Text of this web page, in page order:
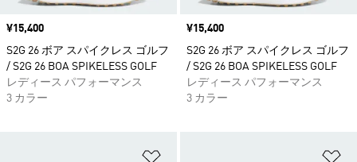
価格
¥15,400
S2G 26 ボア スパイクレス ゴルフ
/ S2G 26 BOA SPIKELESS GOLF
レディース パフォーマンス
3 カラー
価格
¥15,400
S2G 26 ボア スパイクレス ゴルフ
/ S2G 26 BOA SPIKELESS GOLF
レディース パフォーマンス
3 カラー